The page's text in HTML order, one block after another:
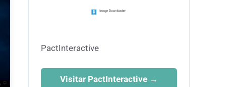
PactInteractive
Visitar PactInteractive →